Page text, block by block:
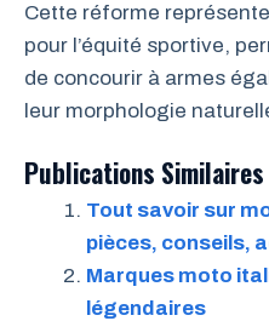
Cette réforme
pour l’équité sportive,
de concourir à armes
leur morphologie
Publications
Tout savoir sur
pièces, conseils,
Marques moto
légendaires